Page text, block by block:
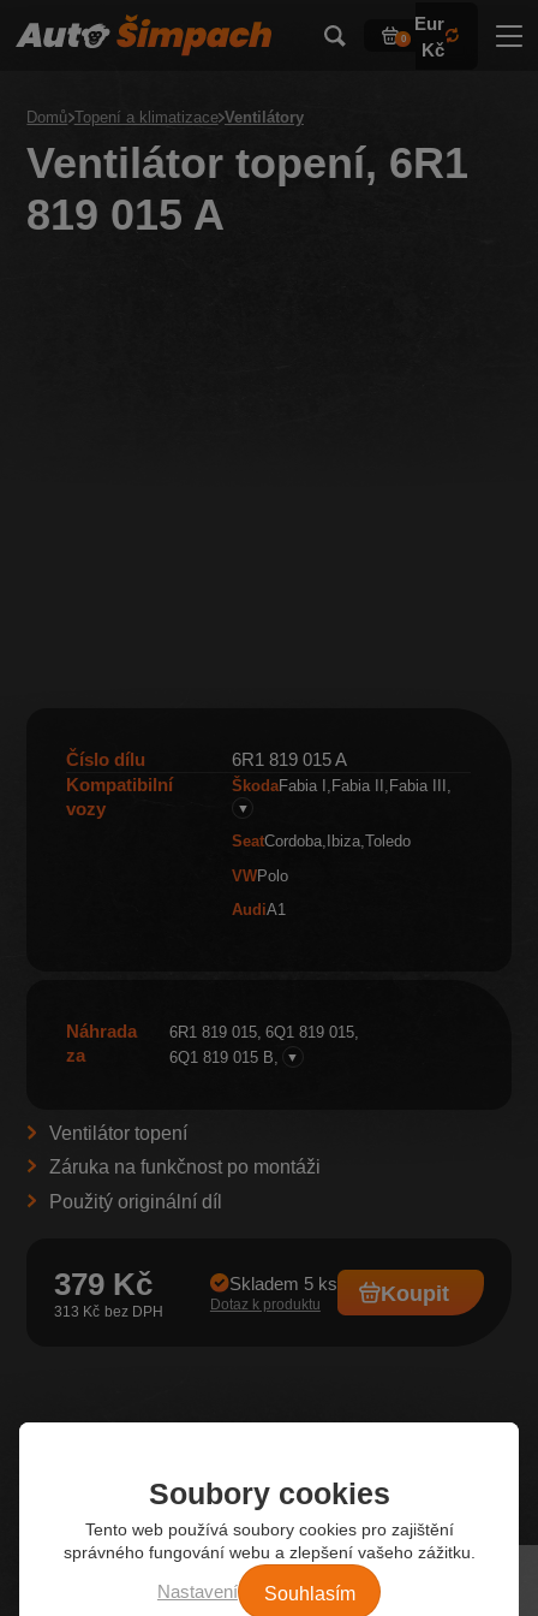
0
Eur
Kč
Domů Topení a klimatizace Ventilátory
Ventilátor topení, 6R1
819 015 A
Číslo dílu
6R1 819 015 A
Kompatibilní
vozy
ŠkodaFabia I Fabia II Fabia III
▼
SeatCordoba Ibiza Toledo
VWPolo
AudiA1
Náhrada
za
6R1 819 015 6Q1 819 015
6Q1 819 015 B
▼
Ventilátor topení
Záruka na funkčnost po montáži
Použitý originální díl
379 Kč
313 Kč
Skladem 5 ks
Dotaz k produktu Koupit
Nejžádanější autodíly
Soubory cookies
Tento web používá soubory cookies pro zajištění
správného fungování webu a zlepšení vašeho zážitku.
Nastavení Souhlasím